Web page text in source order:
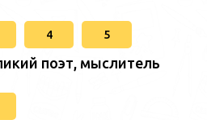
4 5
поэт, мыслитель